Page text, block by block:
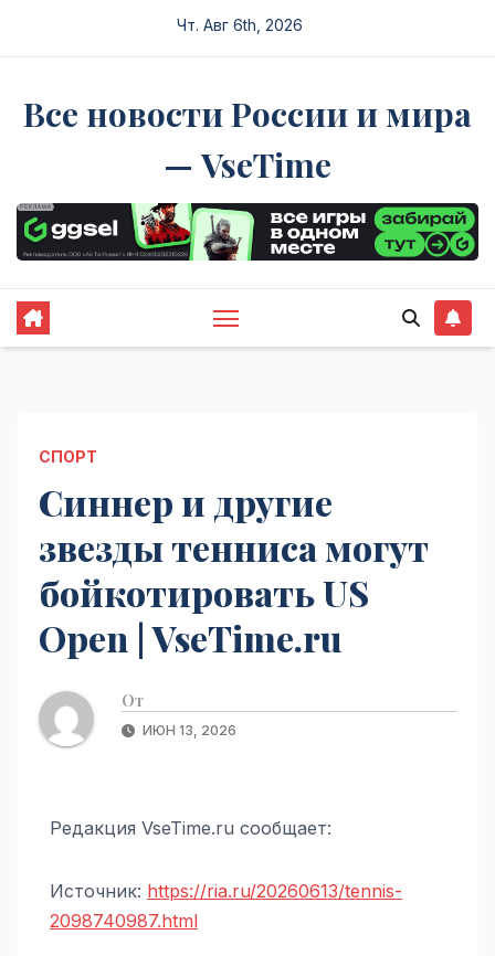
Чт. Авг 6th, 2026
Все новости России и мира
— VseTime
СПОРТ
Синнер и другие
звезды тенниса могут
бойкотировать US
Open | VseTime.ru
От
ИЮН 13, 2026
Редакция VseTime.ru сообщает:
Источник: https://ria.ru/20260613/tennis-
2098740987.html